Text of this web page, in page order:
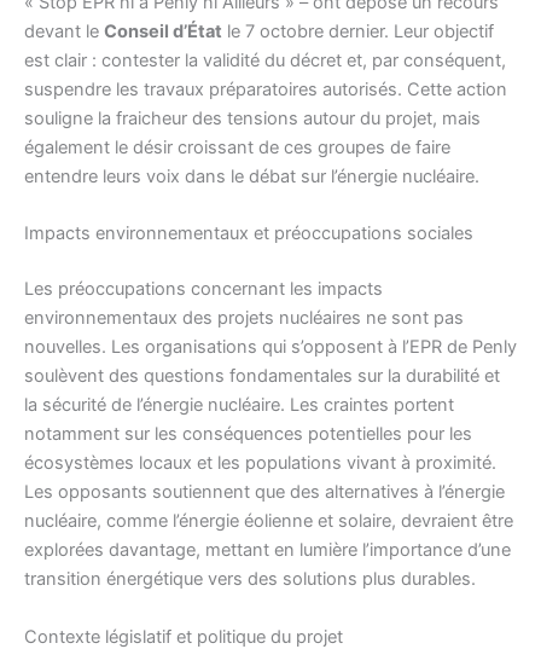
devant le Conseil d’État le 7 octobre dernier. Leur objectif
est clair : contester la validité du décret et, par conséquent,
suspendre les travaux préparatoires autorisés. Cette action
souligne la fraicheur des tensions autour du projet, mais
également le désir croissant de ces groupes de faire
entendre leurs voix dans le débat sur l’énergie nucléaire.
Impacts environnementaux et préoccupations sociales
Les préoccupations concernant les impacts
environnementaux des projets nucléaires ne sont pas
nouvelles. Les organisations qui s’opposent à l’EPR de Penly
soulèvent des questions fondamentales sur la durabilité et
la sécurité de l’énergie nucléaire. Les craintes portent
notamment sur les conséquences potentielles pour les
écosystèmes locaux et les populations vivant à proximité.
Les opposants soutiennent que des alternatives à l’énergie
nucléaire, comme l’énergie éolienne et solaire, devraient être
explorées davantage, mettant en lumière l’importance d’une
transition énergétique vers des solutions plus durables.
Contexte législatif et politique du projet